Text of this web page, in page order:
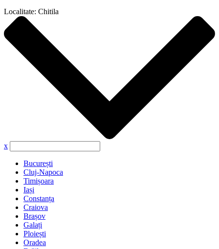
Localitate: Chitila
x
București
Cluj-Napoca
Timișoara
Iași
Constanța
Craiova
Brașov
Galați
Ploiești
Oradea